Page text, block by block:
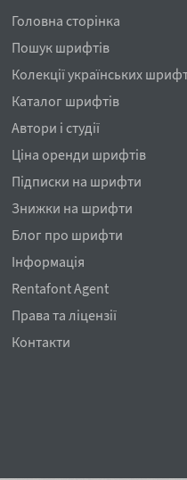
Головна сторінка
Пошук шрифтів
Колекції українських
Каталог шрифтів
Автори і студії
Ціна оренди шрифтів
Підписки на шрифти
Знижки на шрифти
Блог про шрифти
Інформація
Rentafont Agent
Права та ліцензії
Контакти